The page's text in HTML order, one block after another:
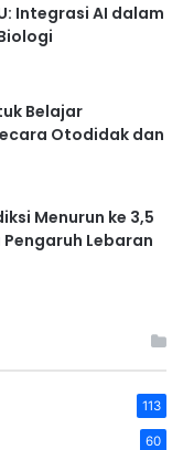
Integrasi AI dalam
Belajar
Otodidak dan
Menurun ke 3,5
Lebaran
113
60